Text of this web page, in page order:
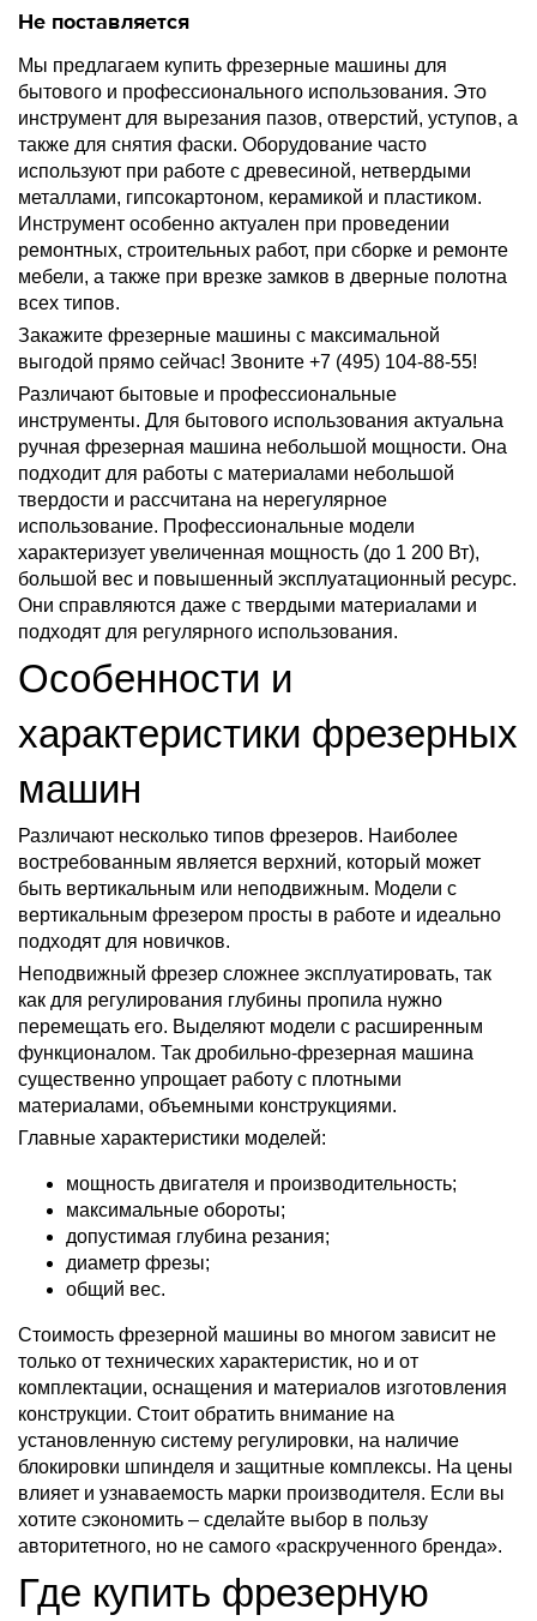
Не поставляется
Мы предлагаем купить фрезерные машины для
бытового и профессионального использования. Это
инструмент для вырезания пазов, отверстий, уступов, а
также для снятия фаски. Оборудование часто
используют при работе с древесиной, нетвердыми
металлами, гипсокартоном, керамикой и пластиком.
Инструмент особенно актуален при проведении
ремонтных, строительных работ, при сборке и ремонте
мебели, а также при врезке замков в дверные полотна
всех типов.
Закажите фрезерные машины с максимальной
выгодой прямо сейчас! Звоните +7 (495) 104-88-55!
Различают бытовые и профессиональные
инструменты. Для бытового использования актуальна
ручная фрезерная машина небольшой мощности. Она
подходит для работы с материалами небольшой
твердости и рассчитана на нерегулярное
использование. Профессиональные модели
характеризует увеличенная мощность (до 1 200 Вт),
большой вес и повышенный эксплуатационный ресурс.
Они справляются даже с твердыми материалами и
подходят для регулярного использования.
Особенности и
характеристики фрезерных
машин
Различают несколько типов фрезеров. Наиболее
востребованным является верхний, который может
быть вертикальным или неподвижным. Модели с
вертикальным фрезером просты в работе и идеально
подходят для новичков.
Неподвижный фрезер сложнее эксплуатировать, так
как для регулирования глубины пропила нужно
перемещать его. Выделяют модели с расширенным
функционалом. Так дробильно-фрезерная машина
существенно упрощает работу с плотными
материалами, объемными конструкциями.
Главные характеристики моделей:
мощность двигателя и производительность;
максимальные обороты;
допустимая глубина резания;
диаметр фрезы;
общий вес.
Стоимость фрезерной машины во многом зависит не
только от технических характеристик, но и от
комплектации, оснащения и материалов изготовления
конструкции. Стоит обратить внимание на
установленную систему регулировки, на наличие
блокировки шпинделя и защитные комплексы. На цены
влияет и узнаваемость марки производителя. Если вы
хотите сэкономить – сделайте выбор в пользу
авторитетного, но не самого «раскрученного бренда».
Где купить фрезерную